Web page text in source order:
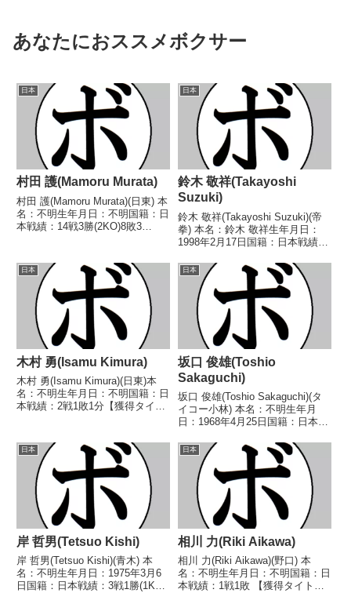
あなたにおススメボクサー
日本
村田 護(Mamoru Murata)
村田 護(Mamoru Murata)(日東) 本
名：不明生年月日：不明国籍：日
本戦績：14戦3勝(2KO)8敗3
昇(不二)1943/01/04 ●3RTKO
串田...
日本
鈴木 敬祥(Takayoshi
Suzuki)
鈴木 敬祥(Takayoshi Suzuki)(帝
拳) 本名：鈴木 敬祥生年月日：
1998年2月17日国籍：日本戦績：
トル】なし 【戦歴】
2017/07/01 ○4R判定 2-0(39-
38、38-38...
日本
木村 勇(Isamu Kimura)
木村 勇(Isamu Kimura)(日東)本
名：不明生年月日：不明国籍：日
本戦績：2戦1敗1分【獲得タイト
会)1943/05/02 △6R判定 (採点
不明) 串田 昇(不二...
日本
坂口 俊雄(Toshio
Sakaguchi)
坂口 俊雄(Toshio Sakaguchi)(タ
イコー小林) 本名：不明生年月
日：1968年4月25日国籍：日本戦
トル】なし 【戦歴】
1992/11/09 ○4R判定 (採点不
明) タイガー・フキ(マ...
日本
岸 哲男(Tetsuo Kishi)
岸 哲男(Tetsuo Kishi)(青木) 本
名：不明生年月日：1975年3月6
日国籍：日本戦績：3戦1勝(1KO)
日本
相川 力(Riki Aikawa)
相川 力(Riki Aikawa)(野口) 本
名：不明生年月日：不明国籍：日
本戦績：1戦1敗 【獲得タイト